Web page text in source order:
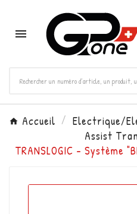

Accueil Electrique/
Assist
TRANSLOGIC - Système